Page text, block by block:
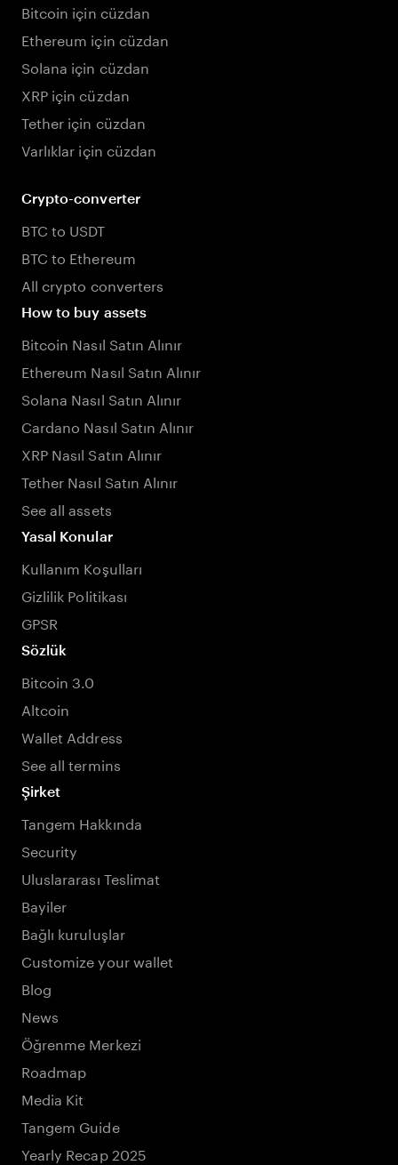
Bitcoin için cüzdan
Ethereum için cüzdan
Solana için cüzdan
XRP için cüzdan
Tether için cüzdan
Varlıklar için cüzdan
Crypto-converter
BTC to USDT
BTC to Ethereum
All crypto converters
How to buy assets
Bitcoin Nasıl Satın Alınır
Ethereum Nasıl Satın Alınır
Solana Nasıl Satın Alınır
Cardano Nasıl Satın Alınır
XRP Nasıl Satın Alınır
Tether Nasıl Satın Alınır
See all assets
Yasal Konular
Kullanım Koşulları
Gizlilik Politikası
GPSR
Sözlük
Bitcoin 3.0
Altcoin
Wallet Address
See all termins
Şirket
Tangem Hakkında
Security
Uluslararası Teslimat
Bayiler
Bağlı kuruluşlar
Customize your wallet
Blog
News
Öğrenme Merkezi
Roadmap
Media Kit
Tangem Guide
Yearly Recap 2025